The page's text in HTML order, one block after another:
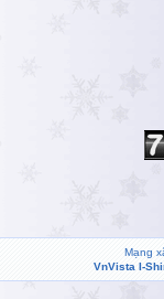
Mạng
VnVista I-